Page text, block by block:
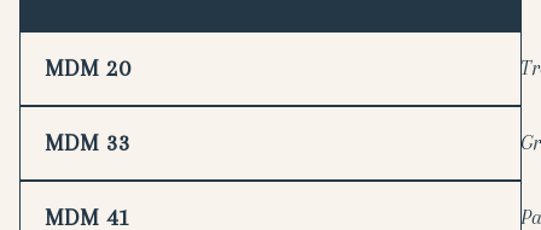
MDM 20
MDM 33
MDM 41